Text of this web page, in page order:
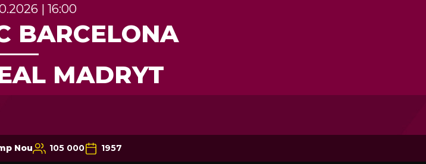
| 16:00
BARCELONA
MADRYT
Nou 105 000 1957